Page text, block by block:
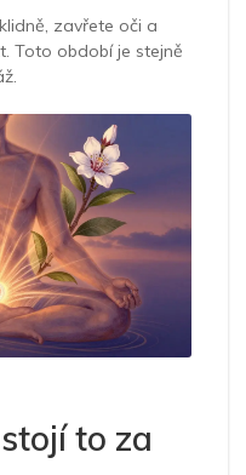
zavřete oči a
Toto období je stejně
to za